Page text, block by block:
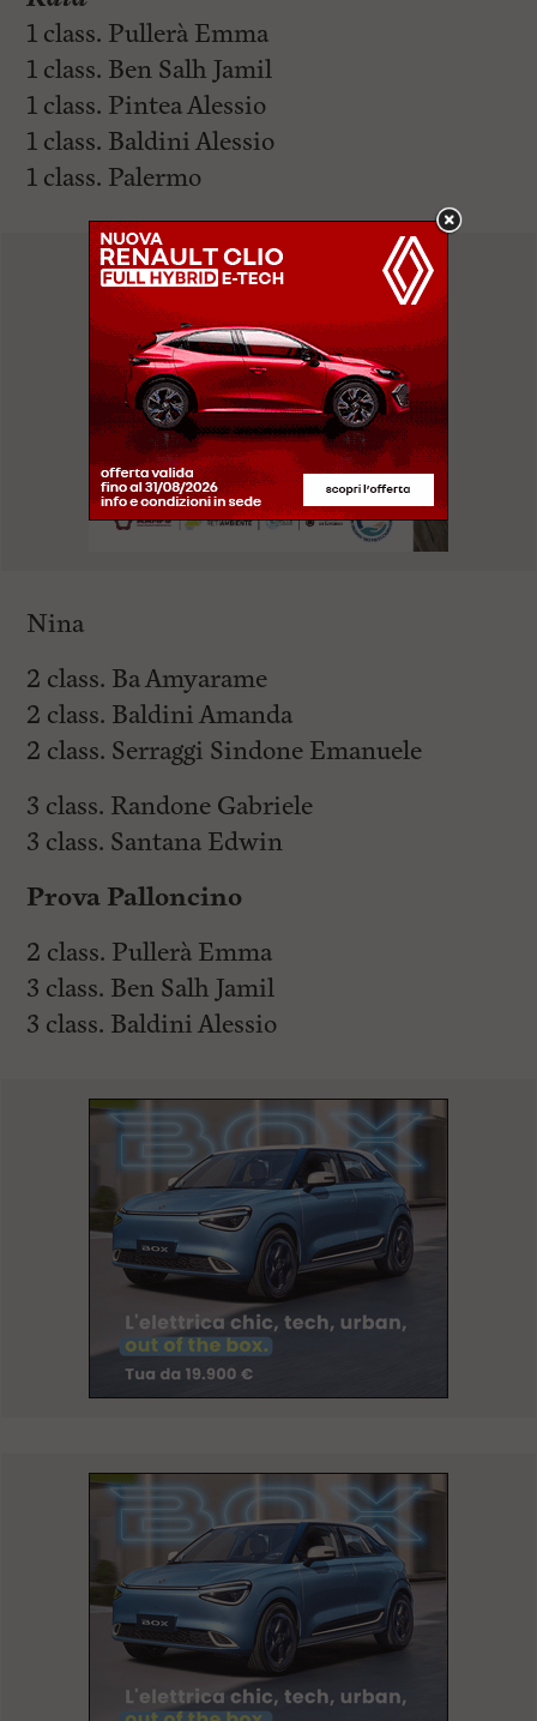
1 class. Pullerà Emma
1 class. Ben Salh Jamil
1 class. Pintea Alessio
1 class. Baldini Alessio
1 class. Palermo
Nina
2 class. Ba Amyarame
2 class. Baldini Amanda
2 class. Serraggi Sindone Emanuele
3 class. Randone Gabriele
3 class. Santana Edwin
Prova Palloncino
2 class. Pullerà Emma
3 class. Ben Salh Jamil
3 class. Baldini Alessio